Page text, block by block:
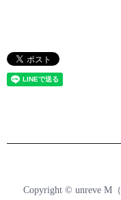
Copyright © unreve M